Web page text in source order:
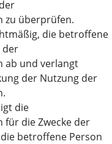
zu überprüfen.
die betroffene
der
ab und verlangt
der Nutzung der
die
für die Zwecke der
betroffene Person